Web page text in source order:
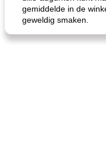
gemiddelde in de
geweldig smaken.